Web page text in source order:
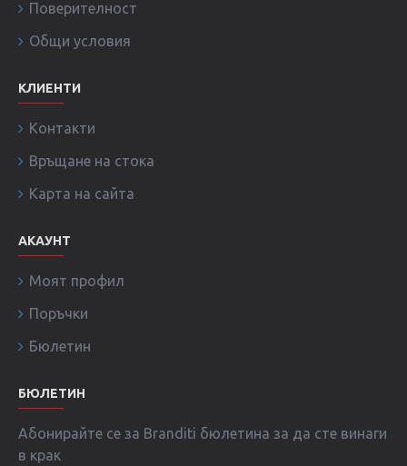
Поверителност
Общи условия
КЛИЕНТИ
Контакти
Връщане на стока
Карта на сайта
АКАУНТ
Моят профил
Поръчки
Бюлетин
БЮЛЕТИН
Абонирайте се за Branditi бюлетина за да сте винаги
в крак